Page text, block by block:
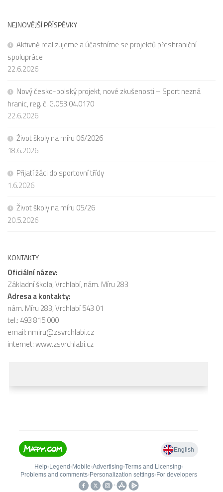
NEJNOVĚJŠÍ PŘÍSPĚVKY
Aktivně realizujeme a účastníme se projektů přeshraniční
spolupráce
22.6.2026
Nový česko-polský projekt, nové zkušenosti – Sport nezná
hranic, reg. č. G.053.04.0170
22.6.2026
Život školy na míru 06/2026
18.6.2026
Přijatí žáci do sportovní třídy
1.6.2026
Život školy na míru 05/26
20.5.2026
KONTAKTY
Oficiální název:
Základní škola, Vrchlabí, nám. Míru 283
Adresa a kontakty:
nám. Míru 283, Vrchlabí 543 01
tel.: 493 815 000
email: nmiru@zsvrchlabi.cz
internet:www.zsvrchlabi.cz